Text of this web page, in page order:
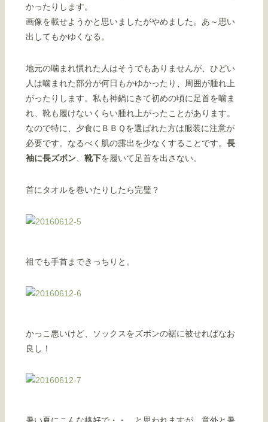
かったりします。
画像を載せようかと思いましたがやめました。あ～思い
出してもかゆくなる。
地元の噛まれ慣れた人はそうでもありませんが、ひどい
人は噛まれた部分が何日もかゆかったり、周囲が腫れ上
がったりします。私も神鍋にきて初めの頃に足首を噛ま
れ、靴も履けないくらい腫れ上がったことがあります。
なので特に、夕食にＢＢＱを選ばれた方は服装に注意が
必要です。なるべく肌の露出を少なくすることです。 長
袖に長ズボン、 靴下を履いて足首を出さない。
首にタオルを巻いたりしたら完璧？
祖でも手首まできっちりと。
かっこ悪いけど、ソックスをズボンの裾に被せればなお
良し！